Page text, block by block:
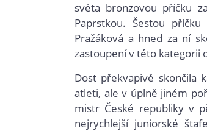
světa bronzovou příčku
Paprstkou. Šestou
Pražáková a hned za ní
zastoupení v této kategorii
Dost překvapivě skončila
atleti, ale v úplně jiném
mistr České republiky v
nejrychlejší juniorské